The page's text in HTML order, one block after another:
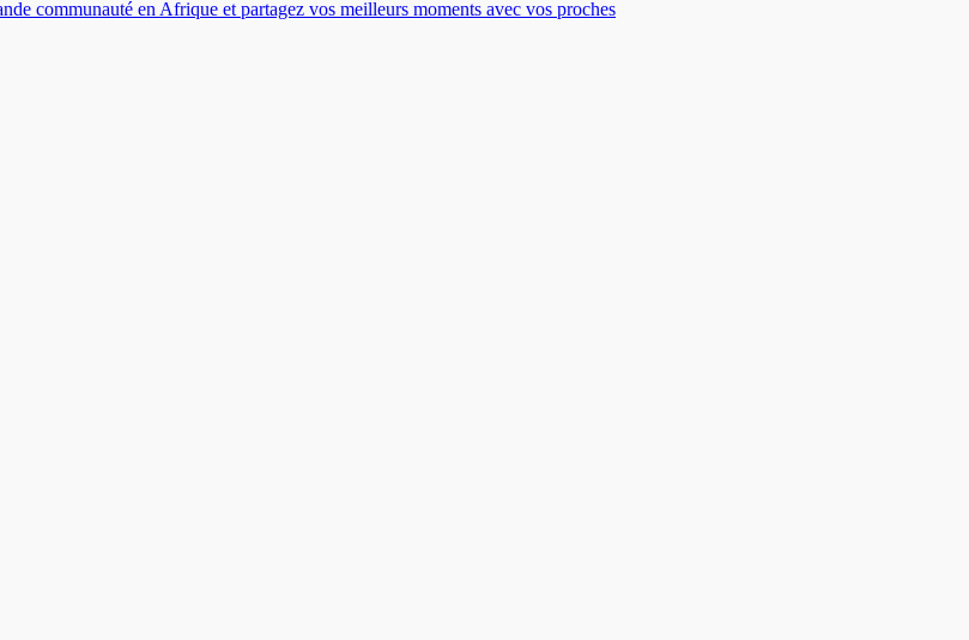
communauté en Afrique et partagez vos meilleurs moments avec vos proches